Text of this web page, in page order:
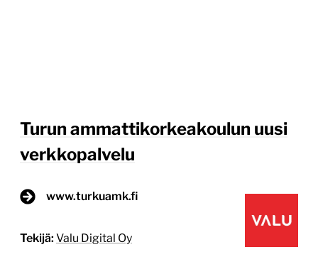
Turun ammattikorkeakoulun uusi
verkkopalvelu
www.turkuamk.fi
Tekijä: Valu Digital Oy